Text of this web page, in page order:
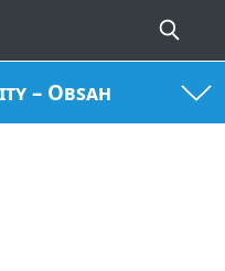
– Obsah